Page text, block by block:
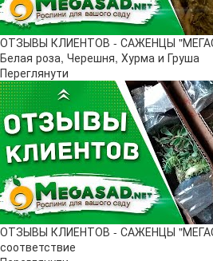
ОТЗЫВЫ КЛИЕНТОВ - САЖЕНЦЫ
Белая роза, Черешня, Хурма и Груша
Переглянути
ОТЗЫВЫ КЛИЕНТОВ - САЖЕНЦЫ
соответствие